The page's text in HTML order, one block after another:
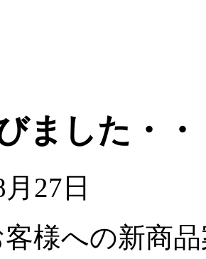
ました・・
27日
様への新商